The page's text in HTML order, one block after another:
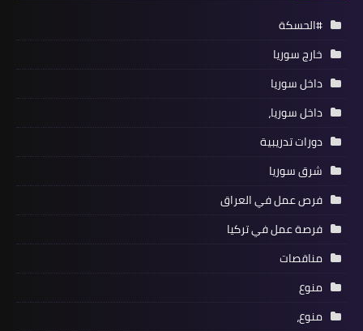
#الحسكة
خارج سوريا
داخل سوريا
داخل سوريا،
دورات تدريبية
شرق سوريا
فرص عمل في العراق
فرصة عمل في تركيا
مناقصات
منوع
منوع،